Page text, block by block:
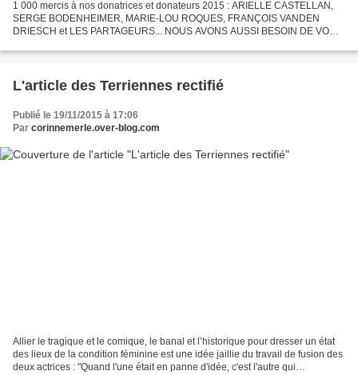
1 000 mercis à nos donatrices et donateurs 2015 : ARIELLE CASTELLAN,
SERGE BODENHEIMER, MARIE-LOU ROQUES, FRANÇOIS VANDEN
DRIESCH et LES PARTAGEURS... NOUS AVONS AUSSI BESOIN DE VOUS
L'article des Terriennes rectifié
Publié le 19/11/2015 à 17:06
Par corinnemerle.over-blog.com
Allier le tragique et le comique, le banal et l’historique pour dresser un état
des lieux de la condition féminine est une idée jaillie du travail de fusion des
deux actrices : "Quand l'une était en panne d'idée, c'est l'autre qui